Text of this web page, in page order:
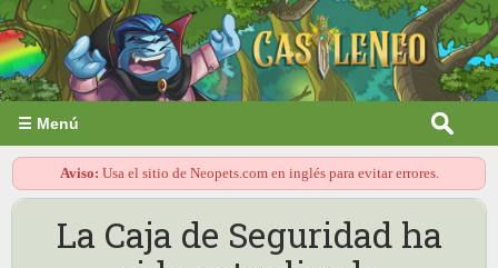
☰ Menú
Aviso: Usa el sitio de Neopets.com en inglés para evitar errores.
La Caja de Seguridad ha